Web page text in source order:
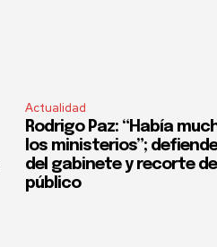
Actualidad
Rodrigo Paz: “Había
los ministerios”;
del gabinete y recorte
público